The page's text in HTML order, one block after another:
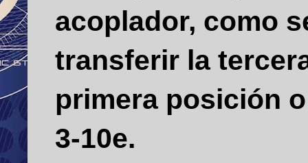
acoplador, como
transferir la
primera posición
3-10e.